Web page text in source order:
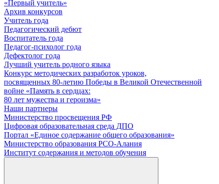
«Первый учитель»
Архив конкурсов
Учитель года
Педагогический дебют
Воспитатель года
Педагог-психолог года
Дефектолог года
Лучший учитель родного языка
Конкурс методических разработок уроков,
посвященных 80-летию Победы в Великой Отечественной
войне «Память в сердцах:
80 лет мужества и героизма»
Наши партнеры
Министерство просвещения РФ
Цифровая образовательная среда ДПО
Портал «Единое содержание общего образования»
Министерство образования РСО-Алания
Институт содержания и методов обучения